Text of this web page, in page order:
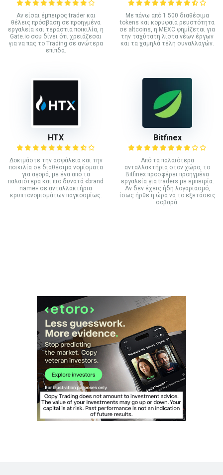
Αν είσαι έμπειρος trader και
θέλεις πρόσβαση σε προηγμένα
εργαλεία και τεράστια ποικιλία, η
Gate.io σου δίνει ότι χρειάζεσαι
για να πας το Trading σε ανώτερα
επίπδα.
Με πάνω από 1.500 διαθέσιμα
tokens και κορυφαία ρευστότητα
σε altcoins, η MEXC φημίζεται για
την ταχύτατη λίστα νέων έργων
και τα χαμηλά τέλη συναλλαγών.
HTX
Δοκιμάστε την ασφάλεια και την
ποικιλία σε διαθέσιμα νομίσματα
για αγορά, με ένα από τα
παλαιότερα και πιο δυνατά «brand
name» σε ανταλλακτήρια
κρυπτονομισμάτων παγκοσμίως.
Bitfinex
Από τα παλαιότερα
ανταλλακτήρια στον χώρο, το
Bitfinex προσφέρει προηγμένα
εργαλεία για traders με εμπειρία.
Αν δεν έχεις ήδη λογαριασμό,
ίσως ήρθε η ώρα να το εξετάσεις
σοβαρά.